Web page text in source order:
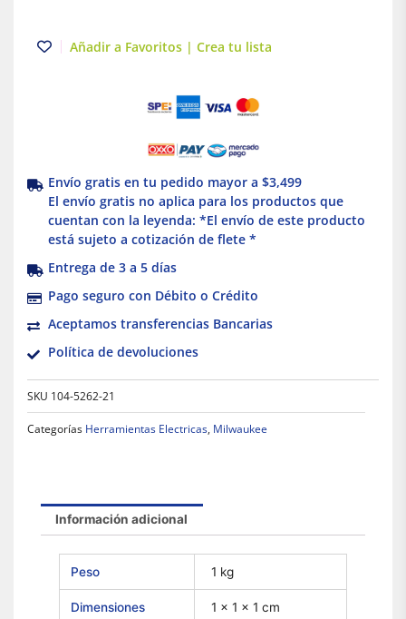
Añadir a Favoritos | Crea tu lista
Envío gratis en tu pedido mayor a $3,499
El envío gratis no aplica para los productos que
cuentan con la leyenda: *El envío de este producto
está sujeto a cotización de flete *
Entrega de 3 a 5 días
Pago seguro con Débito o Crédito
Aceptamos transferencias Bancarias
Política de devoluciones
SKU 104-5262-21
Categorías Herramientas Electricas, Milwaukee
Información adicional
Peso 1 kg
Dimensiones 1 × 1 × 1 cm